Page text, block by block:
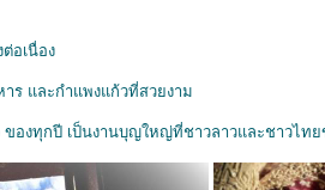
อเนื่อง
ร และกำแพงแก้วที่สวยงาม
องทุกปี เป็นงานบุญใหญ่ที่ชาวลาวและชาวไท